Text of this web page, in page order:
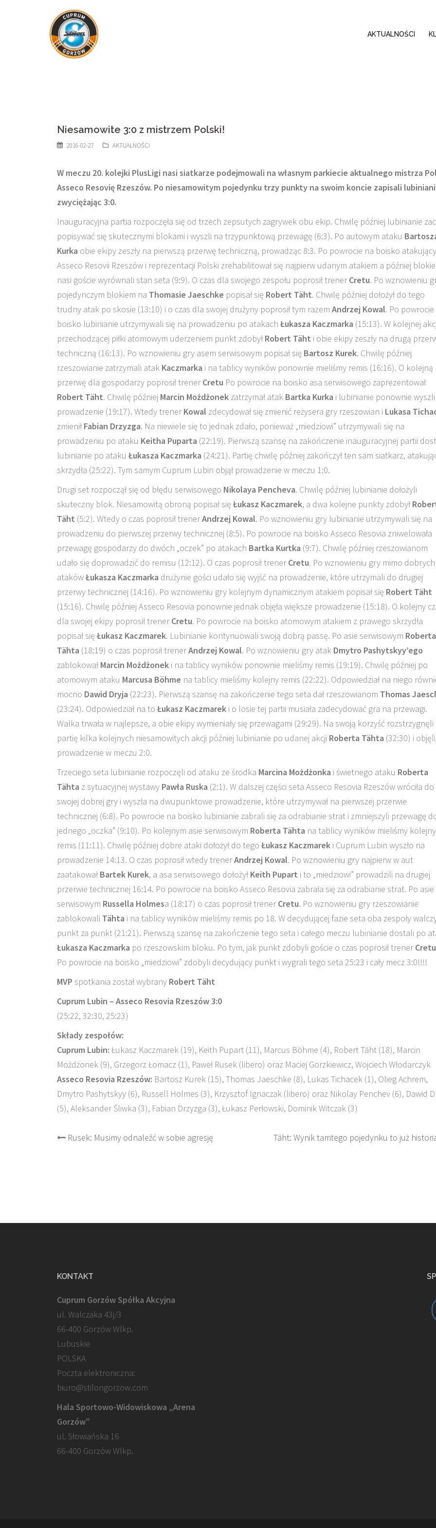
AKTUALNOŚCI
Niesamowite 3:0 z mistrzem Polski!
2016-02-27 AKTUALNOŚCI
W meczu 20. kolejki PlusLigi nasi siatkarze podejmowali na własnym parkiecie aktualnego mistrza
Asseco Resovię Rzeszów. Po niesamowitym pojedynku trzy punkty na swoim koncie zapisali
zwyciężając 3:0.
Inauguracyjna partia rozpoczęła się od trzech zepsutych zagrywek obu ekip. Chwilę później lubinianie
popisywać się skutecznymi blokami i wyszli na trzypunktową przewagę (6:3). Po autowym ataku
Kurka obie ekipy zeszły na pierwszą przerwę techniczną, prowadząc 8:3. Po powrocie na boisko atakujący
Asseco Resovii Rzeszów i reprezentacji Polski zrehabilitował się najpierw udanym atakiem a później
nasi goście wyrównali stan seta (9:9). O czas dla swojego zespołu poprosił trenerCretu. Po wznowieniu
pojedynczym blokiem na Thomasie Jaeschke popisał się Robert Täht. Chwilę później dołożył do tego
trudny atak po skosie (13:10) i o czas dla swojej drużyny poprosił tym razem Andrzej Kowal. Po powrocie
boisko lubinianie utrzymywali się na prowadzeniu po atakach Łukasza Kaczmarka (15:13). W kolejnej
przechodzącej piłki atomowym uderzeniem punkt zdobył Robert Täht i obie ekipy zeszły na drugą
techniczną (16:13). Po wznowieniu gry asem serwisowym popisał się Bartosz Kurek. Chwilę później
rzeszowianie zatrzymali atak Kaczmarka i na tablicy wyników ponownie mieliśmy remis (16:16). O kolejną
przerwę dla gospodarzy poprosił trenerCretu Po powrocie na boisko asa serwisowego zaprezentował
Robert Täht. Chwilę później Marcin Możdżonek zatrzymał atak Bartka Kurka i lubinianie ponownie
prowadzenie (19:17). Wtedy trenerKowal zdecydował się zmienić reżysera gry rzeszowian i Lukasa
zmienił Fabian Drzyzga. Na niewiele się to jednak zdało, ponieważ „miedziowi” utrzymywali się na
prowadzeniu po ataku Keitha Puparta (22:19). Pierwszą szansę na zakończenie inauguracyjnej partii
lubinianie po ataku Łukasza Kaczmarka (24:21). Partię chwilę później zakończył ten sam siatkarz,
skrzydła (25:22). Tym samym Cuprum Lubin objął prowadzenie w meczu 1:0.
Drugi set rozpoczął się od błędu serwisowego Nikolaya Pencheva. Chwilę później lubinianie dołożyli
skuteczny blok. Niesamowitą obroną popisał się Łukasz Kaczmarek, a dwa kolejne punkty zdobył
Täht (5:2). Wtedy o czas poprosił trenerAndrzej Kowal. Po wznowieniu gry lubinianie utrzymywali się na
prowadzeniu do pierwszej przerwy technicznej (8:5). Po powrocie na boisko Asseco Resovia zniwelowała
przewagę gospodarzy do dwóch „oczek” po atakach Bartka Kurtka (9:7). Chwilę później rzeszowianom
udało się doprowadzić do remisu (12:12). O czas poprosił trenerCretu. Po wznowieniu gry mimo dobrych
atakówŁukasza Kaczmarka drużynie gości udało się wyjść na prowadzenie, które utrzymali do drugiej
przerwy technicznej (14:16). Po wznowieniu gry kolejnym dynamicznym atakiem popisał się Robert Täht
(15:16). Chwilę później Asseco Resovia ponownie jednak objęła większe prowadzenie (15:18). O kolejny
dla swojej ekipy poprosił trenerCretu. Po powrocie na boisko atomowym atakiem z prawego skrzydła
popisał się Łukasz Kaczmarek. Lubinianie kontynuowali swoją dobrą passę. Po asie serwisowym Roberta
Tähta (18:19) o czas poprosił trenerAndrzej Kowal. Po wznowieniu gry atak Dmytro Pashytskyy’ego
zablokował Marcin Możdżonek i na tablicy wyników ponownie mieliśmy remis (19:19). Chwilę później po
atomowym ataku Marcusa Böhme na tablicy mieliśmy kolejny remis (22:22). Odpowiedział na niego
mocno Dawid Dryja (22:23). Pierwszą szansę na zakończenie tego seta dał rzeszowianom Thomas
(23:24). Odpowiedział na to Łukasz Kaczmarek i o losie tej partii musiała zadecydować gra na przewagi.
Walka trwała w najlepsze, a obie ekipy wymieniały się przewagami (29:29). Na swoją korzyść rozstrzygnęli
partię kilka kolejnych niesamowitych akcji później lubinianie po udanej akcji Roberta Tähta (32:30) i objęli
prowadzenie w meczu 2:0.
Trzeciego seta lubinianie rozpoczęli od ataku ze środka Marcina Możdżonka i świetnego ataku Roberta
Tähta z sytuacyjnej wystawy Pawła Ruska (2:1). W dalszej części seta Asseco Resovia Rzeszów wróciła do
swojej dobrej gry i wyszła na dwupunktowe prowadzenie, które utrzymywał na pierwszej przerwie
technicznej (6:8). Po powrocie na boisko lubinianie zabrali się za odrabianie strat i zmniejszyli przewagę
jednego „oczka” (9:10). Po kolejnym asie serwisowym Roberta Tähta na tablicy wyników mieliśmy kolejny
remis (11:11). Chwilę później dobre ataki dołożył do tego Łukasz Kaczmarek i Cuprum Lubin wyszło na
prowadzenie 14:13. O czas poprosił wtedy trenerAndrzej Kowal. Po wznowieniu gry najpierw w aut
zaatakował Bartek Kurek, a asa serwisowego dołożył Keith Pupart i to „miedziowi” prowadzili na drugiej
przerwie technicznej 16:14. Po powrocie na boisko Asseco Resovia zabrała się za odrabianie strat. Po asie
serwisowym Russella Holmesa (18:17) o czas poprosił trenerCretu. Po wznowieniu gry rzeszowianie
zablokowali Tähta i na tablicy wyników mieliśmy remis po 18. W decydującej fazie seta oba zespoły
punkt za punkt (21:21). Pierwszą szansę na zakończenie tego seta i całego meczu lubinianie dostali po
Łukasza Kaczmarka po rzeszowskim bloku. Po tym, jak punkt zdobyli goście o czas poprosił trenerCretu
Po powrocie na boisko „miedziowi” zdobyli decydujący punkt i wygrali tego seta 25:23 i cały mecz 3:0!!!!
MVP spotkania został wybrany Robert Täht
Cuprum Lubin – Asseco Resovia Rzeszów 3:0
(25:22, 32:30, 25:23)
Składy zespołów:
Cuprum Lubin: Łukasz Kaczmarek (19), Keith Pupart (11), Marcus Böhme (4), Robert Täht (18), Marcin
Możdżonek (9), Grzegorz Łomacz (1), Paweł Rusek (libero) oraz Maciej Gorzkiewicz, Wojciech Włodarczyk
Asseco Resovia Rzeszów: Bartosz Kurek (15), Thomas Jaeschke (8), Lukas Tichacek (1), Olieg Achrem,
Dmytro Pashytskyy (6), Russell Holmes (3), Krzysztof Ignaczak (libero) oraz Nikolay Penchev (6), Dawid
(5), Aleksander Śliwka (3), Fabian Drzyzga (3), Łukasz Perłowski, Dominik Witczak (3)
Post
Rusek: Musimy odnaleźć w sobie agresję Täht: Wynik tamtego pojedynku to już
KONTAKT
Cuprum Gorzów Spółka Akcyjna
ul. Walczaka 43j/3
66-400 Gorzów Wlkp.
Lubuskie
POLSKA
Poczta elektroniczna:
biuro@stilongorzow.com
Hala Sportowo-Widowiskowa „Arena
Gorzów”
ul. Słowiańska 16
66-400 Gorzów Wlkp.